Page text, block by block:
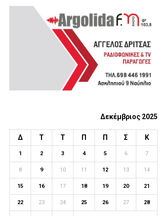
f
R
C
Δεκέμβριος 2025
Δ Τ Τ Π Π Σ Κ
1 2 3 4 5 6 7
8 9 10 11 12 13 14
15 16 17 18 19 20 21
22 23 24 25 26 27 28